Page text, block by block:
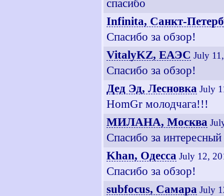
спасибо
Infinita, Санкт-
Спасибо за обзор!
VitalyKZ, ЕАЭС July
Спасибо за обзор!
Дед Эд, Лесновка July
HomGr молодчага!!!
МИЛАНА, Москва
Спасибо за
Khan, Одесса July 12,
Спасибо за обзор!
subfocus, Самара July